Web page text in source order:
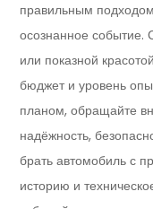
правильным
осознанное событие.
или показной
бюджет и уровень
планом, обращайте
надёжность,
брать автомобиль с
историю и